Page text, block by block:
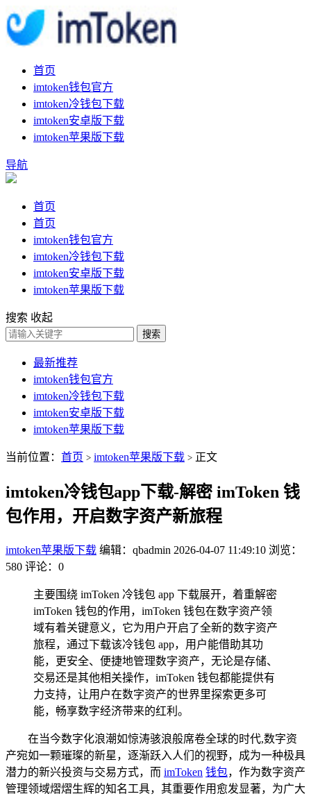
首页
imtoken钱包官方
imtoken冷钱包下载
imtoken安卓版下载
imtoken苹果版下载
导航
首页
首页
imtoken钱包官方
imtoken冷钱包下载
imtoken安卓版下载
imtoken苹果版下载
搜索 收起
搜索
最新推荐
imtoken钱包官方
imtoken冷钱包下载
imtoken安卓版下载
imtoken苹果版下载
当前位置： 首页 > imtoken苹果版下载 > 正文
imtoken冷钱包app下载-解密 imToken 钱
包作用，开启数字资产新旅程
imtoken苹果版下载 编辑：qbadmin 2026-04-07 11:49:10 浏览：
580 评论：0
主要围绕 imToken 冷钱包 app 下载展开，着重解密
imToken 钱包的作用，imToken 钱包在数字资产领
域有着关键意义，它为用户开启了全新的数字资产
旅程，通过下载该冷钱包 app，用户能借助其功
能，更安全、便捷地管理数字资产，无论是存储、
交易还是其他相关操作，imToken 钱包都能提供有
力支持，让用户在数字资产的世界里探索更多可
能，畅享数字经济带来的红利。
在当今数字化浪潮如惊涛骇浪般席卷全球的时代,数字资
产宛如一颗璀璨的新星，逐渐跃入人们的视野，成为一种极具
潜力的新兴投资与交易方式，而 imToken 钱包，作为数字资产
管理领域熠熠生辉的知名工具，其重要作用愈发显著，为广大